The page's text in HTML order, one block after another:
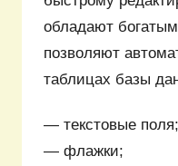
обладают
позволяют
таблицах базы
— текстовые поля;
— флажки;